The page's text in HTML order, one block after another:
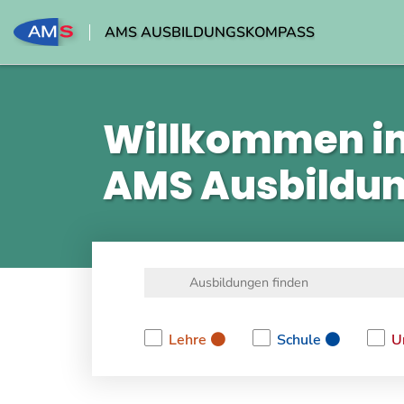
AMS AUSBILDUNGSKOMPASS
Willkommen
AMS
Lehre
Schule